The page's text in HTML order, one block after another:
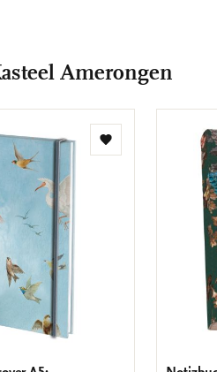
Amerongen
Zur